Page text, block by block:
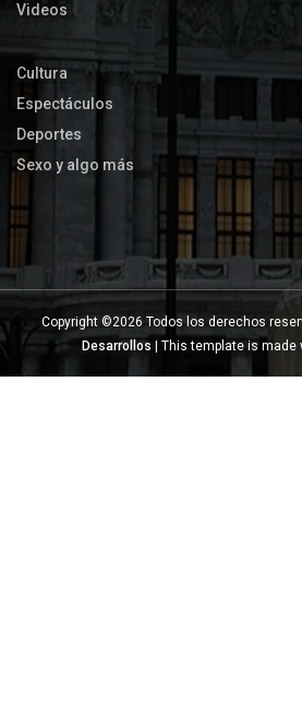
Videos
Cultura
Espectáculos
Deportes
Sexo y algo más
Copyright ©2026 Todos los derechos
Desarrollos | This template is made